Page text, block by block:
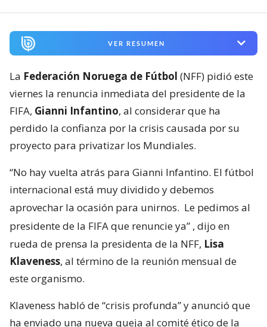
VER RESUMEN
La Federación Noruega de Fútbol (NFF) pidió este
viernes la renuncia inmediata del presidente de la
FIFA, Gianni Infantino, al considerar que ha
perdido la confianza por la crisis causada por su
proyecto para privatizar los Mundiales.
“No hay vuelta atrás para Gianni Infantino. El fútbol
internacional está muy dividido y debemos
aprovechar la ocasión para unirnos. Le pedimos al
presidente de la FIFA que renuncie ya” , dijo en
rueda de prensa la presidenta de la NFF, Lisa
Klaveness, al término de la reunión mensual de
este organismo.
Klaveness habló de “crisis profunda” y anunció que
ha enviado una nueva queja al comité ético de la